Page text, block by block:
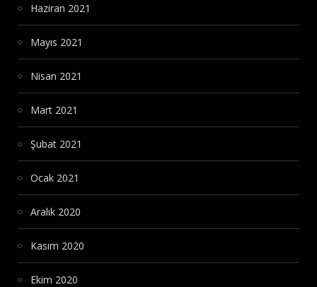
Haziran 2021
Mayıs 2021
Nisan 2021
Mart 2021
Şubat 2021
Ocak 2021
Aralık 2020
Kasım 2020
Ekim 2020